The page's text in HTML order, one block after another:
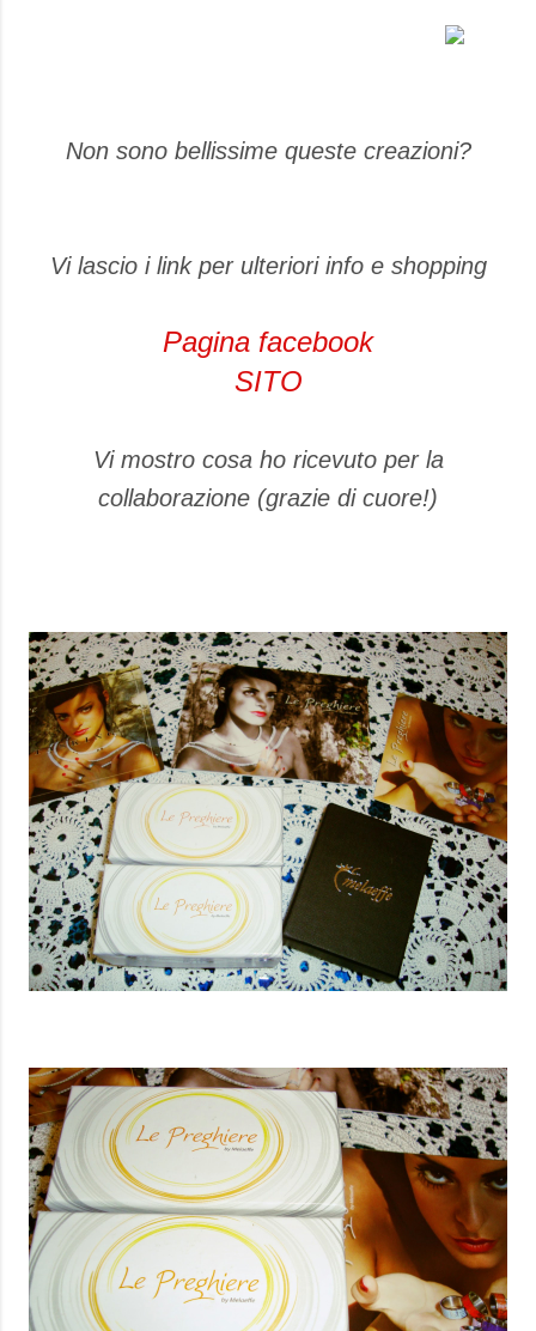
Non sono bellissime queste creazioni?
Vi lascio i link per ulteriori info e shopping
Pagina facebook
SITO
Vi mostro cosa ho ricevuto per la
collaborazione (grazie di cuore!)